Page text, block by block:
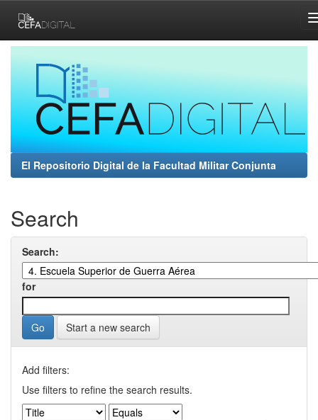
navigation
El Repositorio Digital de la Facultad Militar Conjunta
Search
Search:
for
Start a new search
Add filters:
Use filters to refine the search results.